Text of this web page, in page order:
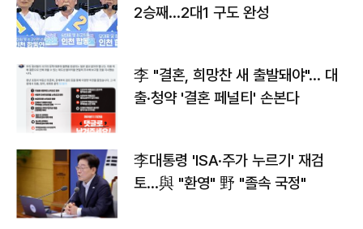
2승째…2대1 구도 완성
李 "결혼, 희망찬 새 출발돼야"… 대
출·청약 '결혼 페널티' 손본다
李대통령 'ISA·주가 누르기' 재검
토…與 "환영" 野 "졸속 국정"